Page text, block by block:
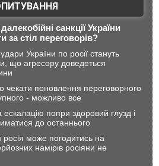
санкції України
за стіл переговорів?
України по росії стануть
що агресору доведеться
чекати поновлення переговорного
- можливо все
попри здоровий глузд і
до останнього
може погодитись на
намірів росіяни не